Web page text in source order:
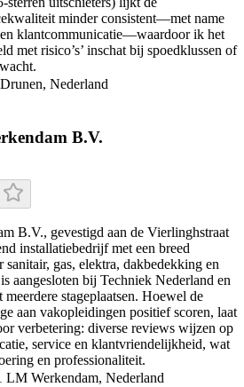
minder consistent—met name
klantcommunicatie—waardoor ik het
met risico’s’ inschat bij spoedklussen of
Nederland
B.V.
B.V., gevestigd aan de Vierlinghstraat
installatiebedrijf met een breed
sanitair, gas, elektra, dakbedekking en
aangesloten bij Techniek Nederland en
stageplaatsen. Hoewel de
aan vakopleidingen positief scoren, laat
verbetering: diverse reviews wijzen op
service en klantvriendelijkheid, wat
en professionaliteit.
LM Werkendam, Nederland